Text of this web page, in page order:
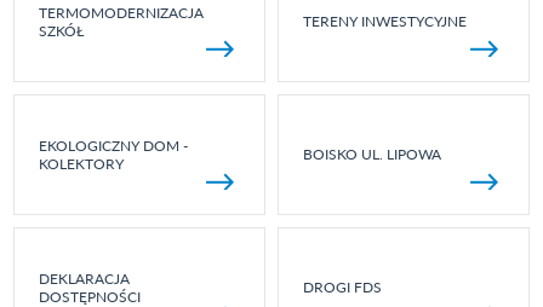
TERMOMODERNIZACJA
SZKÓŁ
TERENY INWESTYCYJNE
EKOLOGICZNY DOM -
KOLEKTORY
BOISKO UL. LIPOWA
DEKLARACJA
DOSTĘPNOŚCI
DROGI FDS